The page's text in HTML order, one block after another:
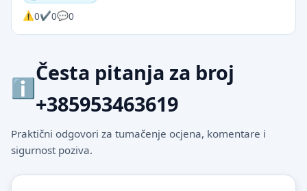
0 0 0
Česta pitanja za broj
+385953463619
Praktični odgovori za tumačenje ocjena, komentare i
sigurnost poziva.